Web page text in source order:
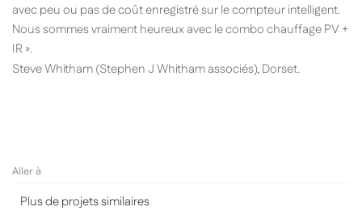
avec peu ou pas de coût enregistré sur le compteur intelligent.
Nous sommes vraiment heureux avec le combo chauffage PV +
IR ».
Steve Whitham (Stephen J Whitham associés), Dorset.
Aller à
Plus de projets similaires